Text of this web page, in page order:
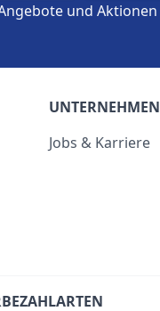
und Aktionen
UNTERNEHMEN
Jobs & Karriere
BEZAHLARTEN